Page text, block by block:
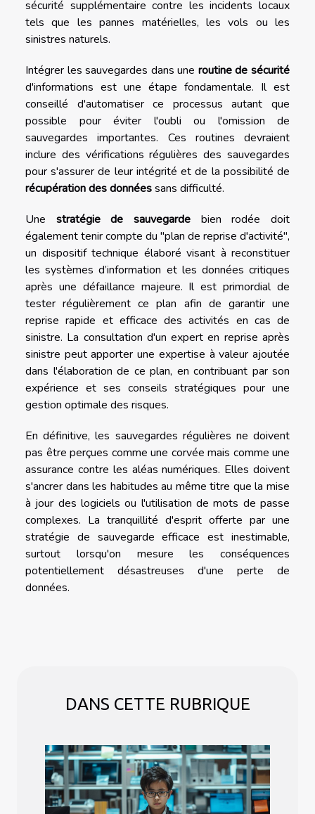
sécurité supplémentaire contre les incidents locaux
tels que les pannes matérielles, les vols ou les
sinistres naturels.
Intégrer les sauvegardes dans une routine de sécurité
d'informations est une étape fondamentale. Il est
conseillé d'automatiser ce processus autant que
possible pour éviter l'oubli ou l'omission de
sauvegardes importantes. Ces routines devraient
inclure des vérifications régulières des sauvegardes
pour s'assurer de leur intégrité et de la possibilité de
récupération des donnéessans difficulté.
Une stratégie de sauvegarde bien rodée doit
également tenir compte du "plan de reprise d'activité",
un dispositif technique élaboré visant à reconstituer
les systèmes d’information et les données critiques
après une défaillance majeure. Il est primordial de
tester régulièrement ce plan afin de garantir une
reprise rapide et efficace des activités en cas de
sinistre. La consultation d'un expert en reprise après
sinistre peut apporter une expertise à valeur ajoutée
dans l'élaboration de ce plan, en contribuant par son
expérience et ses conseils stratégiques pour une
gestion optimale des risques.
En définitive, les sauvegardes régulières ne doivent
pas être perçues comme une corvée mais comme une
assurance contre les aléas numériques. Elles doivent
s'ancrer dans les habitudes au même titre que la mise
à jour des logiciels ou l'utilisation de mots de passe
complexes. La tranquillité d'esprit offerte par une
stratégie de sauvegarde efficace est inestimable,
surtout lorsqu'on mesure les conséquences
potentiellement désastreuses d'une perte de
données.
DANS CETTE RUBRIQUE